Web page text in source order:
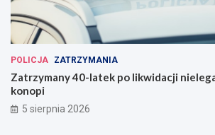
POLICJA ZATRZYMANIA
Zatrzymany 40-latek po likwidacji
konopi
5 sierpnia 2026